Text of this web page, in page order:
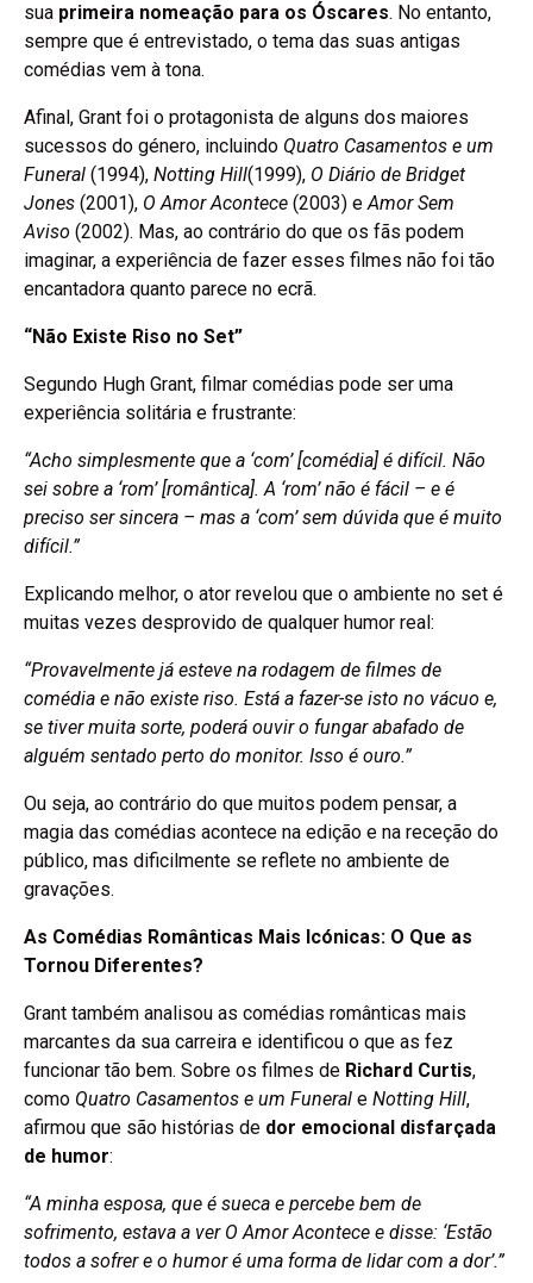
sua primeira nomeação para os Óscares. No entanto,
sempre que é entrevistado, o tema das suas antigas
comédias vem à tona.
Afinal, Grant foi o protagonista de alguns dos maiores
sucessos do género, incluindo Quatro Casamentos e um
Funeral (1994), Notting Hill(1999), O Diário de Bridget
Jones (2001), O Amor Acontece (2003) eAmor Sem
Aviso (2002). Mas, ao contrário do que os fãs podem
imaginar, a experiência de fazer esses filmes não foi tão
encantadora quanto parece no ecrã.
“Não Existe Riso no Set”
Segundo Hugh Grant, filmar comédias pode ser uma
experiência solitária e frustrante:
“Acho simplesmente que a ‘com’ [comédia] é difícil. Não
sei sobre a ‘rom’ [romântica]. A ‘rom’ não é fácil – e é
preciso ser sincera – mas a ‘com’ sem dúvida que é muito
difícil.”
Explicando melhor, o ator revelou que o ambiente no set é
muitas vezes desprovido de qualquer humor real:
“Provavelmente já esteve na rodagem de filmes de
comédia e não existe riso. Está a fazer-se isto no vácuo e,
se tiver muita sorte, poderá ouvir o fungar abafado de
alguém sentado perto do monitor. Isso é ouro.”
Ou seja, ao contrário do que muitos podem pensar, a
magia das comédias acontece na edição e na receção do
público, mas dificilmente se reflete no ambiente de
gravações.
As Comédias Românticas Mais Icónicas: O Que as
Tornou Diferentes?
Grant também analisou as comédias românticas mais
marcantes da sua carreira e identificou o que as fez
funcionar tão bem. Sobre os filmes de Richard Curtis,
como Quatro Casamentos e um Funeral e Notting Hill,
afirmou que são histórias de dor emocional disfarçada
de humor:
“A minha esposa, que é sueca e percebe bem de
sofrimento, estava a ver O Amor Acontece e disse: ‘Estão
todos a sofrer e o humor é uma forma de lidar com a dor’.”